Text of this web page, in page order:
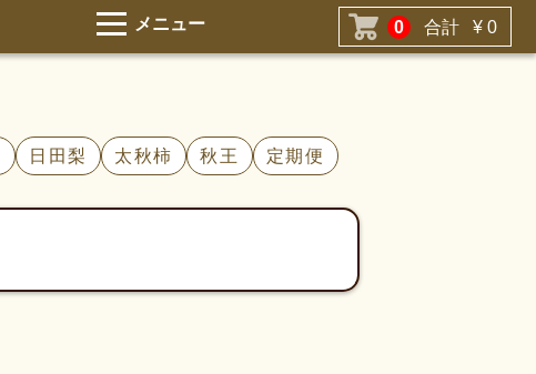
メニュー 0 合計 ¥ 0
日田梨 太秋柿 秋王 定期便